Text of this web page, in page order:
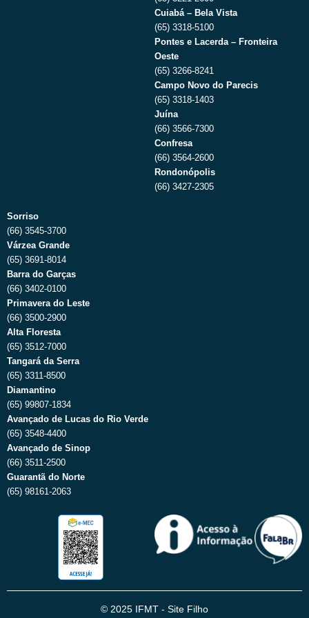
Cuiabá – Bela Vista
(65) 3318-5100
Pontes e Lacerda – Fronteira
Oeste
(65) 3266-8241
Campo Novo do Parecis
(65) 3318-1403
Juína
(66) 3566-7300
Confresa
(66) 3564-2600
Rondonópolis
(66) 3427-2305
Sorriso
(66) 3545-3700
Várzea Grande
(65) 3691-8014
Barra do Garças
(66) 3402-0100
Primavera do Leste
(66) 3500-2900
Alta Floresta
(65) 3512-7000
Tangará da Serra
(65) 3311-8500
Diamantino
(65) 99807-1834
Avançado de Lucas do Rio Verde
(65) 3548-4400
Avançado de Sinop
(66) 3511-2500
Guarantã do Norte
(65) 98161-2063
© 2025 IFMT - Site Filho